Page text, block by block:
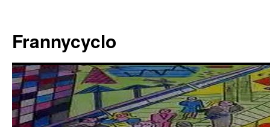
contenu
Frannycyclo